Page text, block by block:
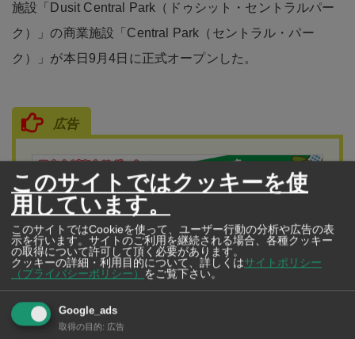
施設「Dusit Central Park（ドゥシット・セントラルパー
ク）」の商業施設「Central Park（セントラル・パー
ク）」が本日9月4日に正式オープンした。
広告
（株）すずき不動産
このサイトではクッキーを使
用しています。
このサイトではCookieを使って、ユーザー行動の分析や広告の表
示を行います。サイトのご利用を継続される場合、各種クッキー
の取得について許可して頂く必要があります。
クッキーの詳細・利用目的について、詳しくはサイトポリシー
（プライバシーポリシー）
をご覧下さい。
Google_ads
取得の目的: 広告